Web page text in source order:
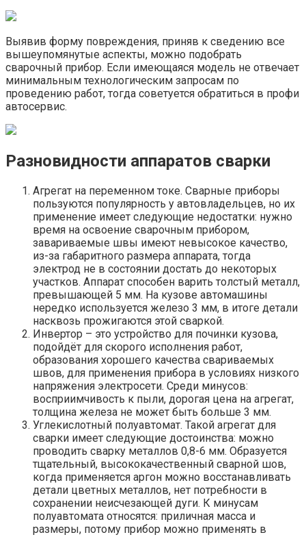
Выявив форму повреждения, приняв к сведению все
вышеупомянутые аспекты, можно подобрать
сварочный прибор. Если имеющаяся модель не отвечает
минимальным технологическим запросам по
проведению работ, тогда советуется обратиться в профи
автосервис.
Разновидности аппаратов сварки
Агрегат на переменном токе. Сварные приборы
пользуются популярность у автовладельцев, но их
применение имеет следующие недостатки: нужно
время на освоение сварочным прибором,
завариваемые швы имеют невысокое качество,
из-за габаритного размера аппарата, тогда
электрод не в состоянии достать до некоторых
участков. Аппарат способен варить толстый металл,
превышающей 5 мм. На кузове автомашины
нередко используется железо 3 мм, в итоге детали
насквозь прожигаются этой сваркой.
Инвертор – это устройство для починки кузова,
подойдёт для скорого исполнения работ,
образования хорошего качества свариваемых
швов, для применения прибора в условиях низкого
напряжения электросети. Среди минусов:
восприимчивость к пыли, дорогая цена на агрегат,
толщина железа не может быть больше 3 мм.
Углекислотный полуавтомат. Такой агрегат для
сварки имеет следующие достоинства: можно
проводить сварку металлов 0,8-6 мм. Образуется
тщательный, высококачественный сварной шов,
когда применяется аргон можно восстанавливать
детали цветных металлов, нет потребности в
сохранении неисчезающей дуги. К минусам
полуавтомата относятся: приличная масса и
размеры, потому прибор можно применять в